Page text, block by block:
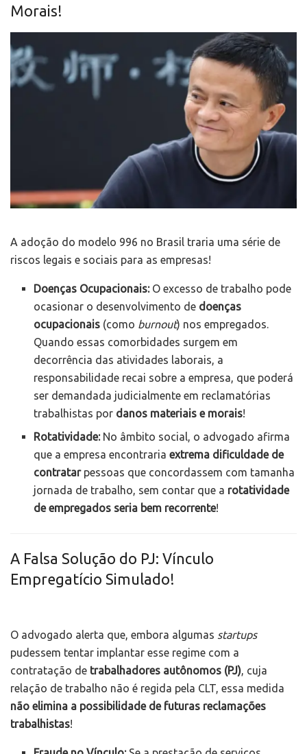
Morais!
A adoção do modelo 996 no Brasil traria uma série de
riscos legais e sociais para as empresas!
Doenças Ocupacionais:O excesso de trabalho pode
ocasionar o desenvolvimento de doenças
ocupacionais (como burnout) nos empregados.
Quando essas comorbidades surgem em
decorrência das atividades laborais, a
responsabilidade recai sobre a empresa, que poderá
ser demandada judicialmente em reclamatórias
trabalhistas por danos materiais e morais!
Rotatividade:No âmbito social, o advogado afirma
que a empresa encontrariaextrema dificuldade de
contratarpessoas que concordassem com tamanha
jornada de trabalho, sem contar que a rotatividade
de empregados seria bem recorrente!
A Falsa Solução do PJ: Vínculo
Empregatício Simulado!
O advogado alerta que, embora algumas startups
pudessem tentar implantar esse regime com a
contratação de trabalhadores autônomos (PJ), cuja
relação de trabalho não é regida pela CLT, essa medida
não elimina a possibilidade de futuras reclamações
trabalhistas!